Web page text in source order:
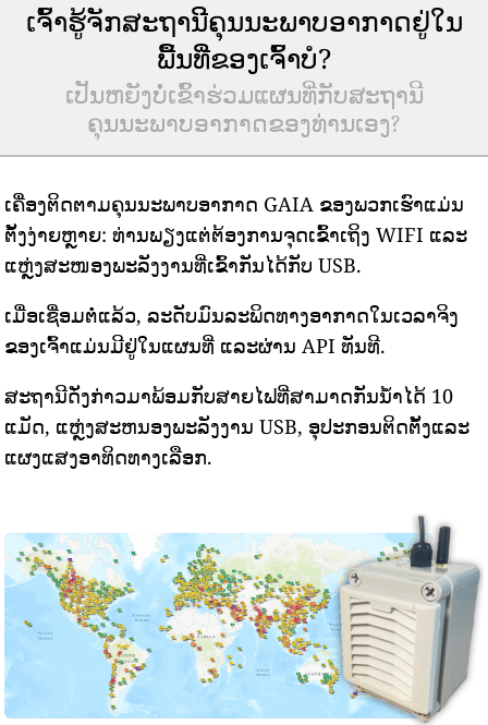
ເຈົ້າຮູ້ຈັກສະຖານີຄຸນນະພາບອາກາດຢູ່ໃນ
ພື້ນທີ່ຂອງເຈົ້າບໍ?
ເປັນຫຍັງບໍ່ເຂົ້າຮ່ວມແຜນທີ່ກັບສະຖານີ
ຄຸນນະພາບອາກາດຂອງທ່ານເອງ?
ເຄື່ອງຕິດຕາມຄຸນນະພາບອາກາດ GAIA ຂອງພວກເຮົາແມ່ນ
ຕັ້ງງ່າຍຫຼາຍ: ທ່ານພຽງແຕ່ຕ້ອງການຈຸດເຂົ້າເຖິງ WIFI ແລະ
ແຫຼ່ງສະໜອງພະລັງງານທີ່ເຂົ້າກັນໄດ້ກັບ USB.
ເມື່ອເຊື່ອມຕໍ່ແລ້ວ, ລະດັບມົນລະພິດທາງອາກາດໃນເວລາຈິງ
ຂອງເຈົ້າແມ່ນມີຢູ່ໃນແຜນທີ່ ແລະຜ່ານ API ທັນທີ.
ສະຖານີດັ່ງກ່າວມາພ້ອມກັບສາຍໄຟທີ່ສາມາດກັນນ້ໍາໄດ້ 10
ແມັດ, ແຫຼ່ງສະຫນອງພະລັງງານ USB, ອຸປະກອນຕິດຕັ້ງແລະ
ແຜງແສງອາທິດທາງເລືອກ.